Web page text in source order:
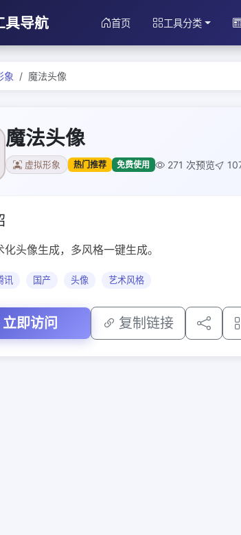
具导航 首页 工具分类
象 魔法头像
魔法头像
虚拟形象 热门推荐 免费使用 271 次预览
化头像生成，多风格一键生成。
讯 国产 头像 艺术风格
立即访问 复制链接